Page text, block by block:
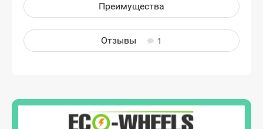
Преимущества
Отзывы 1